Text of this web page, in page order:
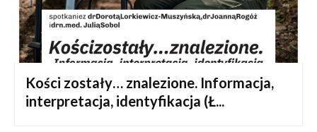
Kości zostały… znalezione. Informacja,
interpretacja, identyfikacja (Ł...